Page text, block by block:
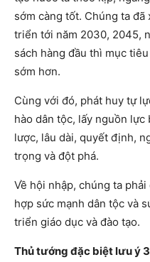
sớm càng tốt. Chúng ta
triển tới năm 2030, 2045,
sách hàng đầu thì mục
sớm hơn.
Cùng với đó, phát huy tự
hào dân tộc, lấy nguồn
lược, lâu dài, quyết định,
trọng và đột phá.
Về hội nhập, chúng ta
hợp sức mạnh dân tộc và
triển giáo dục và đào tạo.
Thủ tướng đặc biệt lưu ý